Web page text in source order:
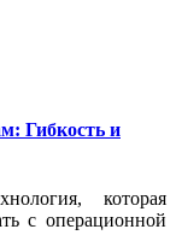
Гибкость и
которая
с операционной